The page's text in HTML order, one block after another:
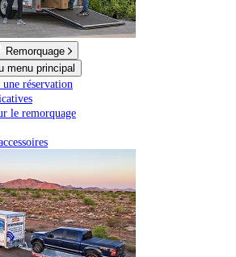
Remorquage
menu principal
réservation
le remorquage